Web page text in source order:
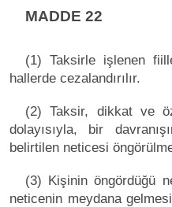
MADDE 22
(1) Taksirle işlenen
hallerde cezalandırılır.
(2) Taksir, dikkat ve
dolayısıyla, bir
belirtilen neticesi
(3) Kişinin öngördüğü
neticenin meydana